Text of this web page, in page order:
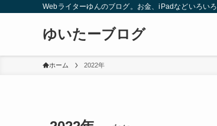
Webライターゆんのブログ。お金、iPadなどいろいろ
ゆいたーブログ
ホーム 2022年